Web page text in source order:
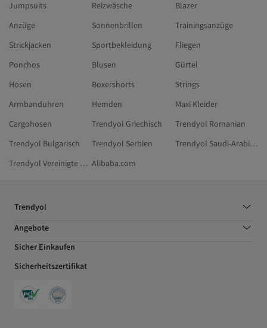
Jumpsuits
Reizwäsche
Blazer
Anzüge
Sonnenbrillen
Trainingsanzüge
Strickjacken
Sportbekleidung
Fliegen
Ponchos
Blusen
Gürtel
Hosen
Boxershorts
Strings
Armbanduhren
Hemden
Maxi Kleider
Cargohosen
Trendyol Griechisch
Trendyol Romanian
Trendyol Bulgarisch
Trendyol Serbien
Trendyol Saudi-Arabien
Trendyol Vereinigte Arabische Emirate Alibaba.com
Trendyol
Angebote
Sicher Einkaufen
Sicherheitszertifikat